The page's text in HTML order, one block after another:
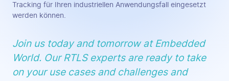
Tracking für Ihren industriellen Anwendungsfall eingesetzt
werden können.
Join us today and tomorrow at Embedded
World. Our RTLS experts are ready to take
on your use cases and challenges and